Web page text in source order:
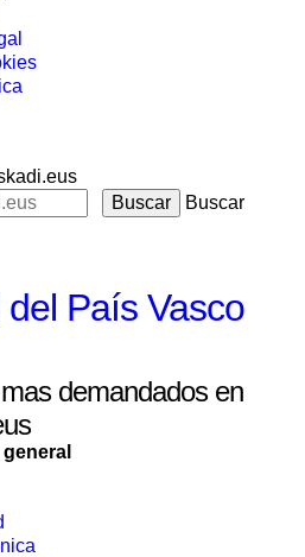
Buscar
País Vasco
demandados en